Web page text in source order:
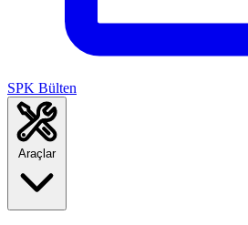
SPK Bülten
Araçlar